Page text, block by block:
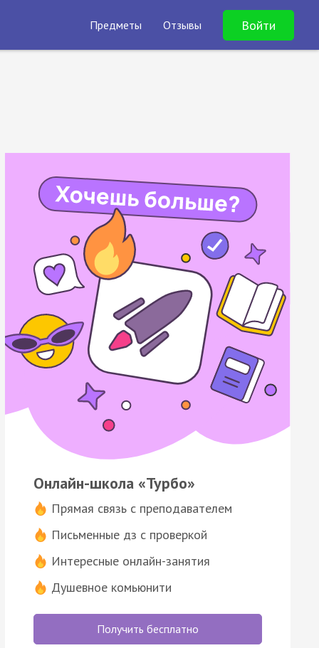
Предметы Отзывы Войти
Онлайн-школа «Турбо»
Прямая связь с преподавателем
Письменные дз с проверкой
Интересные онлайн-занятия
Душевное комьюнити
Получить бесплатно